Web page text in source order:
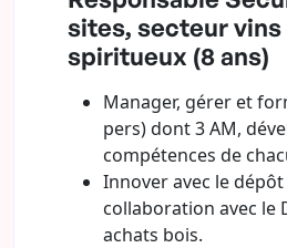
sites, secteur
spiritueux (8 ans)
Manager, gérer et
pers) dont 3 AM,
compétences de
Innover avec le dépôt
collaboration avec le
achats bois.